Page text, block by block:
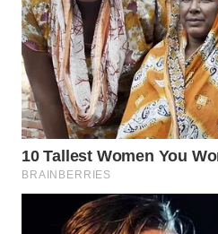
TRAVEL
WAHANA
TV
WAHANANEWS
ID
WAHANANEWS
CO ID